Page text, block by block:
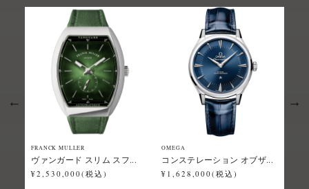
FRANCK MULLER
ヴァンガード スリム スフ...
¥2,530,000(税込)
OMEGA
コンステレーション オブザ...
¥1,628,000(税込)